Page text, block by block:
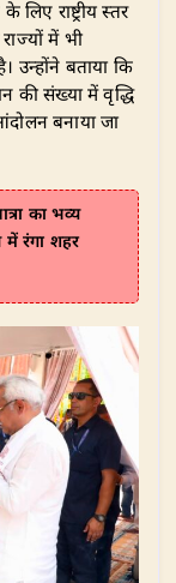
राष्ट्रीय स्तर
में भी
उन्होंने बताया कि
की संख्या में वृद्धि
बनाया जा
का भव्य
में रंगा शहर